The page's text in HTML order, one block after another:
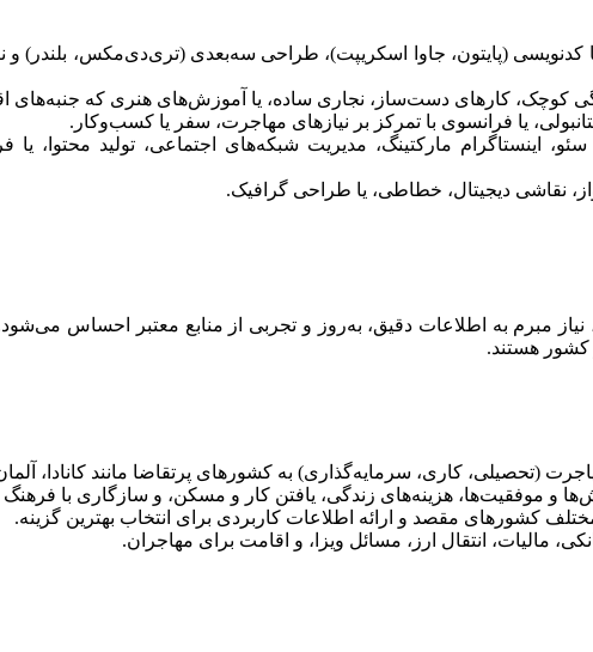
کدنویسی (پایتون، جاوا اسکریپت)، طراحی سه‌بعدی (تری‌دی‌مکس، بلندر) و
کوچک، کارهای دست‌ساز، نجاری ساده، یا آموزش‌های هنری که جنبه‌های
یا فرانسوی با تمرکز بر نیازهای مهاجرت، سفر یا کسب‌وکار.
اینستاگرام مارکتینگ، مدیریت شبکه‌های اجتماعی، تولید محتوا، یا
نقاشی دیجیتال، خطاطی، یا طراحی گرافیک.
نیاز مبرم به اطلاعات دقیق، به‌روز و تجربی از منابع معتبر احساس
کشور هستند.
کاری، سرمایه‌گذاری) به کشورهای پرتقاضا مانند کانادا، آلمان،
و موفقیت‌ها، هزینه‌های زندگی، یافتن کار و مسکن، و سازگاری با فرهنگ
کشورهای مقصد و ارائه اطلاعات کاربردی برای انتخاب بهترین گزینه.
مالیات، انتقال ارز، مسائل ویزا، و اقامت برای مهاجران.